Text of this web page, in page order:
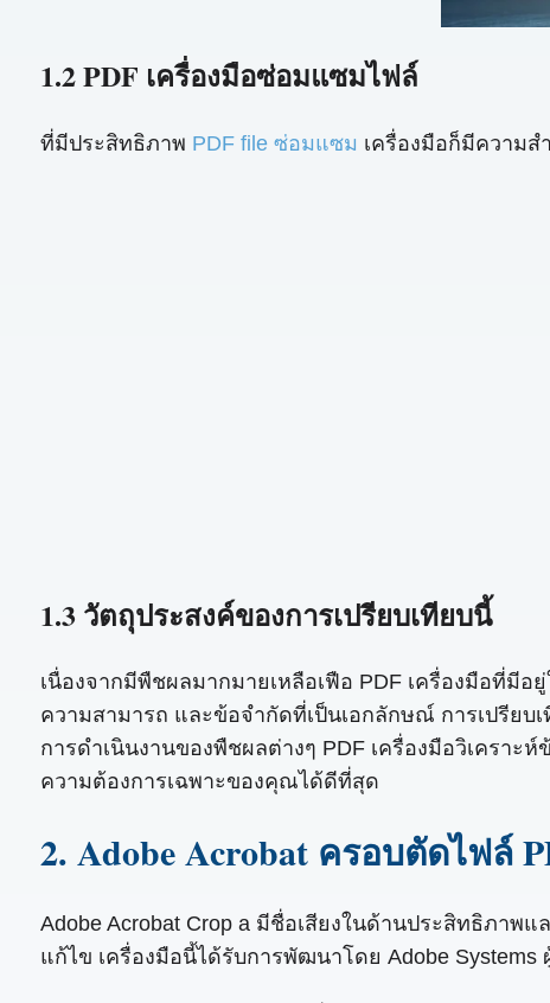
1.2 PDF เครื่องมือซ่อมแซมไฟล์
ที่มีประสิทธิภาพ PDF file ซ่อมแซม เครื่องมือก็มีความส
1.3 วัตถุประสงค์ของการเปรียบเทียบนี้
เนื่องจากมีพืชผลมากมายเหลือเฟือ PDF เครื่องมือที่มี
ความสามารถ และข้อจำกัดที่เป็นเอกลักษณ์ การเปรียบ
การดำเนินงานของพืชผลต่างๆ PDF เครื่องมือวิเครา
ความต้องการเฉพาะของคุณได้ดีที่สุด
2. Adobe Acrobat ครอบตัดไฟล์
Adobe Acrobat Crop a มีชื่อเสียงในด้านประสิทธิภาพ
แก้ไข เครื่องมือนี้ได้รับการพัฒนาโดย Adobe